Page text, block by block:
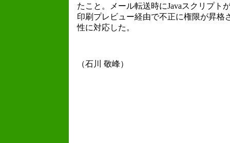
たこと。メール転送時にJavaスクリプト
印刷プレビュー経由で不正に権限が昇格
性に対応した。
（石川 敬峰）